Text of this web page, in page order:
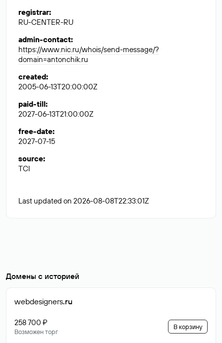
registrar:
RU-CENTER-RU
admin-contact:
https://www.nic.ru/whois/send-message/?
domain=antonchik.ru
created:
2005-06-13T20:00:00Z
paid-till:
2027-06-13T21:00:00Z
free-date:
2027-07-15
source:
TCI
Last updated on 2026-08-08T22:33:01Z
Домены с историей
webdesigners.ru
258 700 ₽
Возможен торг
В корзину